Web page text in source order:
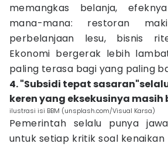
memangkas belanja,
mana-mana: restoran
perbelanjaan lesu, bisnis
Ekonomi bergerak lebih
paling terasa bagi yang paling
4. "Subsidi tepat
keren yang eksekusinya masih
ilustrasi isi BBM (unsplash.com/Visual Karsa)
Pemerintah selalu punya
untuk setiap kritik soal kenaikan